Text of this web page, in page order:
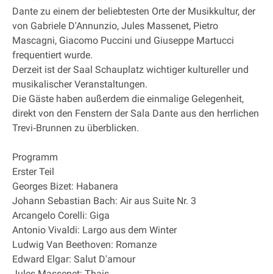
Dante zu einem der beliebtesten Orte der Musikkultur, der
von Gabriele D'Annunzio, Jules Massenet, Pietro
Mascagni, Giacomo Puccini und Giuseppe Martucci
frequentiert wurde.
Derzeit ist der Saal Schauplatz wichtiger kultureller und
musikalischer Veranstaltungen.
Die Gäste haben außerdem die einmalige Gelegenheit,
direkt von den Fenstern der Sala Dante aus den herrlichen
Trevi‐Brunnen zu überblicken.
Programm
Erster Teil
Georges Bizet: Habanera
Johann Sebastian Bach: Air aus Suite Nr. 3
Arcangelo Corelli: Giga
Antonio Vivaldi: Largo aus dem Winter
Ludwig Van Beethoven: Romanze
Edward Elgar: Salut D'amour